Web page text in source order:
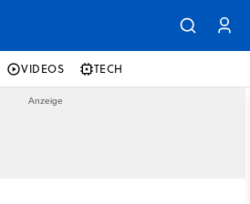
VIDEOS TECH